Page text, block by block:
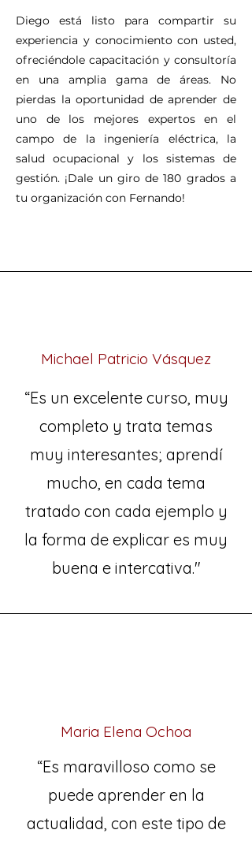
Diego está listo para compartir su
experiencia y conocimiento con usted,
ofreciéndole capacitación y consultoría
en una amplia gama de áreas. No
pierdas la oportunidad de aprender de
uno de los mejores expertos en el
campo de la ingeniería eléctrica, la
salud ocupacional y los sistemas de
gestión. ¡Dale un giro de 180 grados a
tu organización con Fernando!
Michael Patricio Vásquez
“Es un excelente curso, muy
completo y trata temas
muy interesantes; aprendí
mucho, en cada tema
tratado con cada ejemplo y
la forma de explicar es muy
buena e intercativa."
Maria Elena Ochoa
“Es maravilloso como se
puede aprender en la
actualidad, con este tipo de